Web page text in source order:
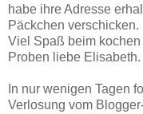
habe ihre Adresse
Päckchen verschicken.
Viel Spaß beim
Proben liebe Elisabeth.
In nur wenigen Tagen
Verlosung vom